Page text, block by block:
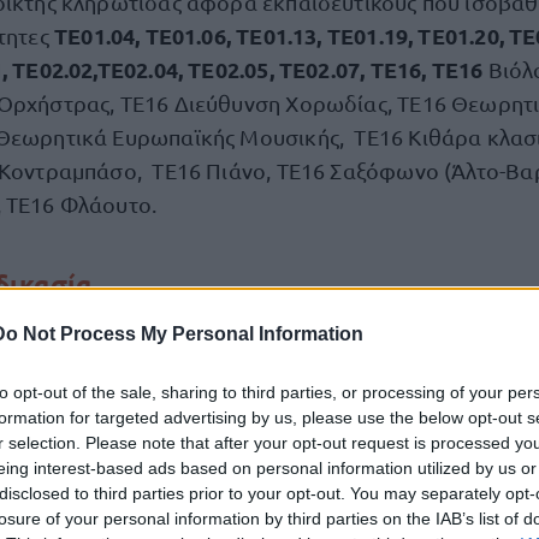
Not Process My Personal Information
opt-out of the sale, sharing to third parties, or processing of your
for targeted advertising by us, please use the below opt-out
selection. Please note that after your opt-out request is processed
interest-based ads based on personal information utilized by us
to third parties prior to your opt-out. You may separately
of your personal information by third parties on the IAB’s list of
ΤΕ01.04, ΤΕ01.06, ΤΕ01.13, ΤΕ01.19, ΤΕ01.20,
ΤΕ02.02,ΤΕ02.04, ΤΕ02.05, ΤΕ02.07, ΤΕ16, ΤΕ16
ΤΕ16 Διεύθυνση Χορωδίας, ΤΕ16
Ευρωπαϊκής Μουσικής, ΤΕ16 Κιθάρα
ΤΕ16 Πιάνο, ΤΕ16 Σαξόφωνο (Άλτο-
Φλάουτο.
εν λόγω εφαρμογής για τους υποψηφίους, θα
της Κεντρικής Επιτροπής Διαγωνισμού.
στους τελικούς αξιολογικούς πίνακες κατάταξης
του ΑΣΕΠ θα εμφανίζεται ο τυχαίος αριθμός για κάθε